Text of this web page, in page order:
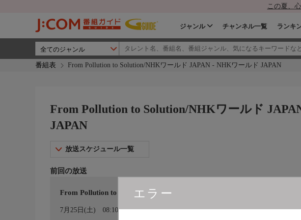
この夏、
ジャンル チャンネル一覧 ランキ
番組表 From Pollution to Solution/NHKワールド JAPAN - NHKワールド JAPAN
エラー
From Pollution to Solution/NHKワールド
JAPAN
放送スケジュール一覧
前回の放送
From Pollution to Solution/ＮＨＫワールド ＪＡＰＡＮ
7月25日(土) 08:10〜08:15